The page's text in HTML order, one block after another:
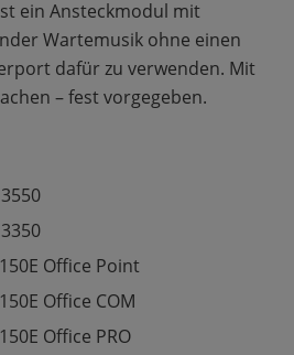
ein Ansteckmodul mit
Wartemusik ohne einen
dafür zu verwenden. Mit
– fest vorgegeben.
Office Point
Office COM
Office PRO